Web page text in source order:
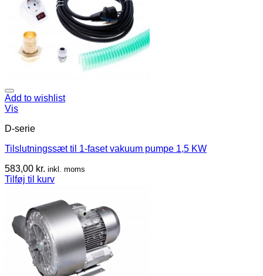
Add to wishlist
Vis
D-serie
Tilslutningssæt til 1-faset vakuum pumpe 1,5 KW
583,00 kr. inkl. moms
Tilføj til kurv